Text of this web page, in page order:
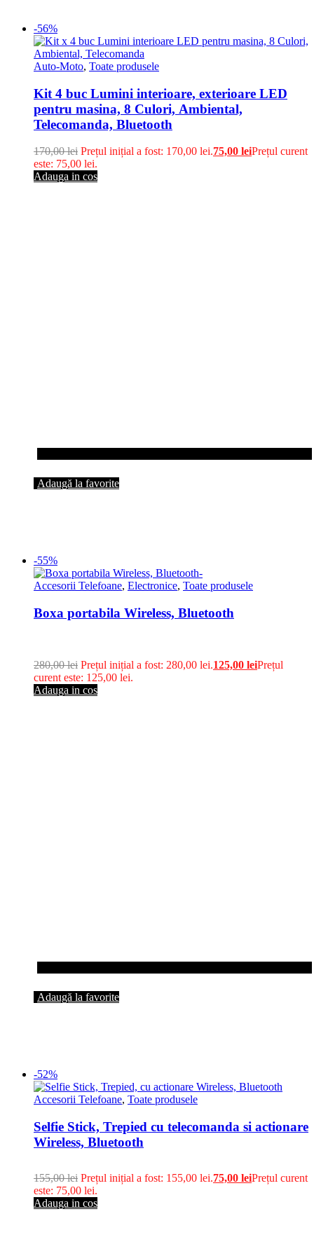
-56%
Auto-Moto, Toate produsele
Kit 4 buc Lumini interioare, exterioare LED
pentru masina, 8 Culori, Ambiental,
Telecomanda, Bluetooth
170,00lei Prețul inițial a fost: 170,00 lei.75,00 leiPrețul curent
este: 75,00 lei.
Adauga in cos
Adaugă la favorite
-55%
Accesorii Telefoane, Electronice, Toate produsele
Boxa portabila Wireless, Bluetooth
280,00lei Prețul inițial a fost: 280,00 lei.125,00 leiPrețul
curent este: 125,00 lei.
Adauga in cos
Adaugă la favorite
-52%
Accesorii Telefoane, Toate produsele
Selfie Stick, Trepied cu telecomanda si actionare
Wireless, Bluetooth
155,00lei Prețul inițial a fost: 155,00 lei.75,00 leiPrețul curent
este: 75,00 lei.
Adauga in cos